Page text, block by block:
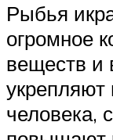
Рыбья
огромное
веществ и
человека,